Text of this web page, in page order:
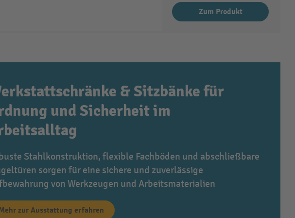
Zum Produkt
& Sitzbänke für
und Sicherheit im
Stahlkonstruktion, flexible Fachböden und abschließbare
sorgen für eine sichere und zuverlässige
von Werkzeugen und Arbeitsmaterialien
zur Ausstattung erfahren